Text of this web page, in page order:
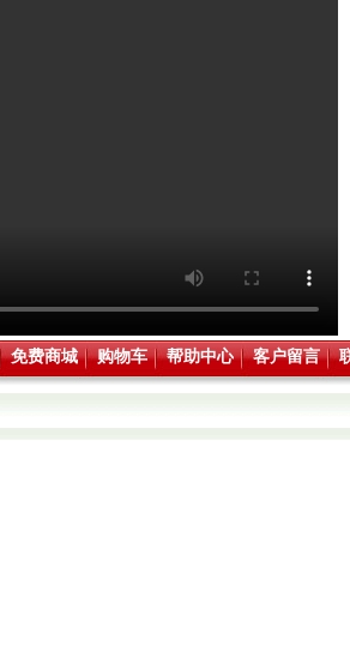
免费商城 购物车 帮助中心 客户留言